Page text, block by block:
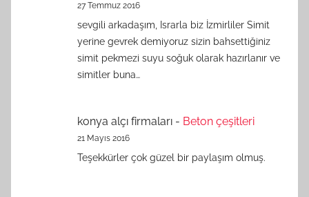
27 Temmuz 2016
sevgili arkadaşım, Israrla biz İzmirliler Simit
yerine gevrek demiyoruz sizin bahsettiğiniz
simit pekmezi suyu soğuk olarak hazırlanır ve
simitler buna…
konya alçı firmaları - Beton çeşitleri
21 Mayıs 2016
Teşekkürler çok güzel bir paylaşım olmuş.